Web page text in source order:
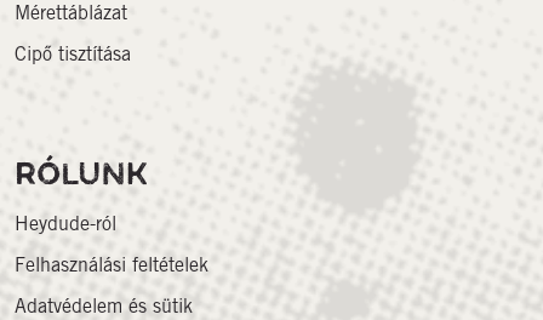
Mérettáblázat
Cipő tisztítása
RÓLUNK
Heydude-ról
Felhasználási feltételek
Adatvédelem és sütik